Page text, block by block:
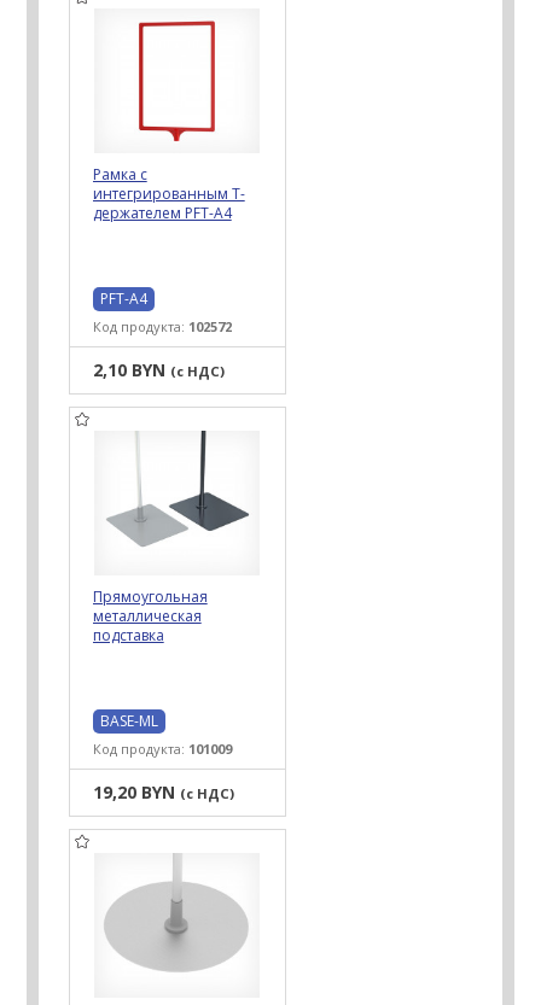
Рамка с
интегрированным Т-
держателем PFT-A4
PFT-A4
Код продукта: 102572
2,10 BYN (с НДС)
Прямоугольная
металлическая
подставка
BASE-ML
Код продукта: 101009
19,20 BYN (с НДС)